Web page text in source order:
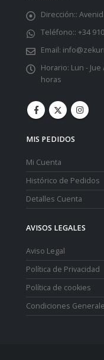
Dirección::
Teléfono:: +34
Email:
Horario: Lun - Jue
horas
MIS PEDIDOS
Mi Cuenta
Histórico de Pedidos
Detalles Cuenta
AVISOS LEGALES
Aviso Legal
Política de Privacidad
Política de cookies
Condiciones